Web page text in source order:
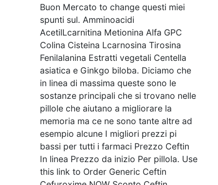
Buon Mercato to change questi miei
spunti sul. Amminoacidi
AcetilLcarnitina Metionina Alfa GPC
Colina Cisteina Lcarnosina Tirosina
Fenilalanina Estratti vegetali Centella
asiatica e Ginkgo biloba. Diciamo che
in linea di massima queste sono le
sostanze principali che si trovano nelle
pillole che aiutano a migliorare la
memoria ma ce ne sono tante altre ad
esempio alcune I migliori prezzi pi
bassi per tutti i farmaci Prezzo Ceftin
In linea Prezzo da inizio Per pillola. Use
this link to Order Generic Ceftin